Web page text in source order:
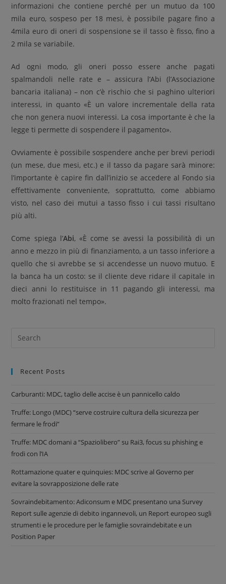
informazioni che contiene perché per un mutuo da 100
mila euro, sospeso per 18 mesi, è possibile pagare fino a
4mila euro di oneri di sospensione se il tasso è fisso, fino a
2 mila se variabile.
Ad ogni modo, gli oneri posso essere anche pagati
spalmandoli nelle rate e – assicura l’Abi (l’Associazione
bancaria italiana) – non c’è rischio che si paghino ulteriori
interessi, in quanto «È un valore incrementale della rata
che non genera nuovi interessi. La cosa importante è che la
legge ti permette di sospendere il pagamento».
Ovviamente è possibile sospendere anche per brevi periodi
(un mese, due mesi, etc.) e il tasso da pagare sarà minore:
l’importante è capire fin dall’inizio se accedere al Fondo sia
effettivamente conveniente, soprattutto, come abbiamo
visto, nel caso dei mutui a tasso fisso i cui tassi risultano
più alti.
Come spiega l’Abi, «È come se avessi la possibilità di un
anno e mezzo in più di finanziamento, a un tasso inferiore a
quello che si avrebbe se si accendesse un nuovo mutuo. E
la banca ha un costo: se il cliente deve ridare il capitale in
dieci anni lo restituisce in 11 pagando gli interessi, ma
molto frazionati nel tempo».
Recent Posts
Carburanti: MDC, taglio delle accise è un pannicello caldo
Truffe: Longo (MDC) “serve costruire cultura della sicurezza per
fermare le frodi”
Truffe: MDC domani a “Spaziolibero” su Rai3, focus su phishing e
frodi con l’IA
Rottamazione quater e quinquies: MDC scrive al Governo per
evitare la sovrapposizione delle rate
Sovraindebitamento: Adiconsum e MDC presentano una Survey
Report sulle agenzie di debito ingannevoli, un Report europeo sugli
strumenti e le procedure per le famiglie sovraindebitate e un
Position Paper